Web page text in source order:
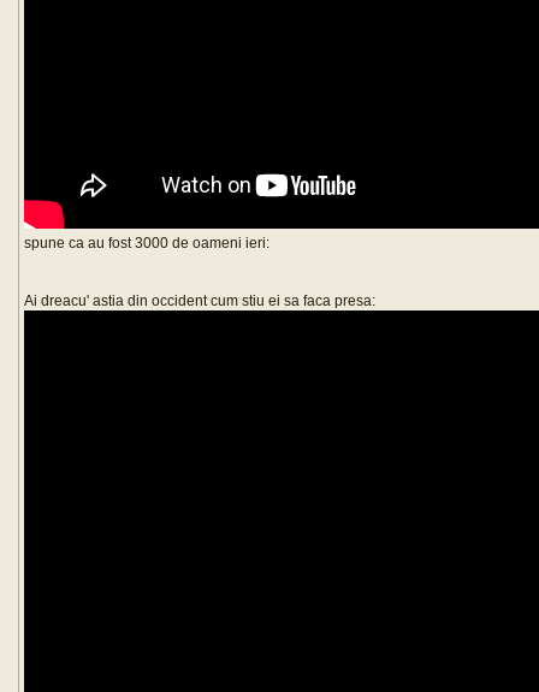
spune ca au fost 3000 de oameni ieri:
Ai dreacu' astia din occident cum stiu ei sa faca presa: